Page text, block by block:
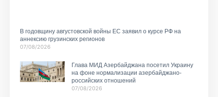
В годовщину августовской войны ЕС заявил о курсе РФ на
аннексию грузинских регионов
07/08/2026
Глава МИД Азербайджана посетил Украину
на фоне нормализации азербайджано-
российских отношений
07/08/2026